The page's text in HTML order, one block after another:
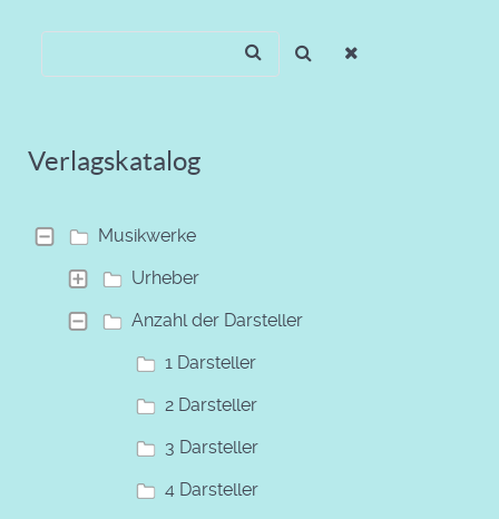
Verlagskatalog
Musikwerke
Urheber
Anzahl der Darsteller
1 Darsteller
2 Darsteller
3 Darsteller
4 Darsteller